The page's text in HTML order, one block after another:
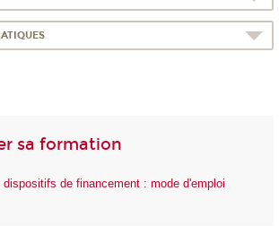
sa formation
dispositifs de financement : mode d'emploi